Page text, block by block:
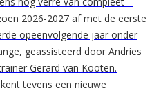
2026-2027 af met de eerste
opeenvolgende jaar onder
geassisteerd door Andries
Gerard van Kooten.
tevens een nieuwe